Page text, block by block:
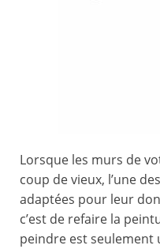
Lorsque les murs de
coup de vieux, l’une
adaptées pour leur
c’est de refaire la
peindre est seulement